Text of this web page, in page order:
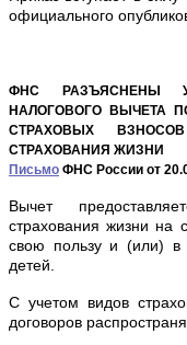
официального
ФНС РАЗЪЯСНЕНЫ
НАЛОГОВОГО ВЫЧЕТА
СТРАХОВЫХ
СТРАХОВАНИЯ ЖИЗНИ
Письмо ФНС России от
Вычет
страхования жизни на
свою пользу и (или) в
детей.
С учетом видов
договоров